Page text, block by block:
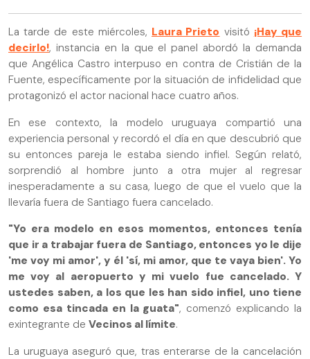
La tarde de este miércoles, Laura Prieto visitó ¡Hay que
decirlo!, instancia en la que el panel abordó la demanda
que Angélica Castro interpuso en contra de Cristián de la
Fuente, específicamente por la situación de infidelidad que
protagonizó el actor nacional hace cuatro años.
En ese contexto, la modelo uruguaya compartió una
experiencia personal y recordó el día en que descubrió que
su entonces pareja le estaba siendo infiel. Según relató,
sorprendió al hombre junto a otra mujer al regresar
inesperadamente a su casa, luego de que el vuelo que la
llevaría fuera de Santiago fuera cancelado.
"Yo era modelo en esos momentos, entonces tenía
que ir a trabajar fuera de Santiago, entonces yo le dije
'me voy mi amor', y él 'sí, mi amor, que te vaya bien'. Yo
me voy al aeropuerto y mi vuelo fue cancelado. Y
ustedes saben, a los que les han sido infiel, uno tiene
como esa tincada en la guata", comenzó explicando la
exintegrante de Vecinos al límite.
La uruguaya aseguró que, tras enterarse de la cancelación